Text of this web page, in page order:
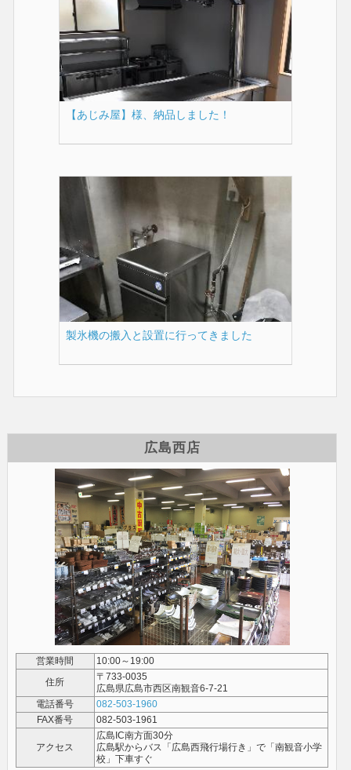
【あじみ屋】様、納品しました！
製氷機の搬入と設置に行ってきました
広島西店
営業時間
10:00～19:00
住所
〒733-0035
広島県広島市西区南観音6-7-21
電話番号
082-503-1960
FAX番号
082-503-1961
アクセス
広島IC南方面30分
広島駅からバス「広島西飛行場行き」で「南観音小学
校」下車すぐ